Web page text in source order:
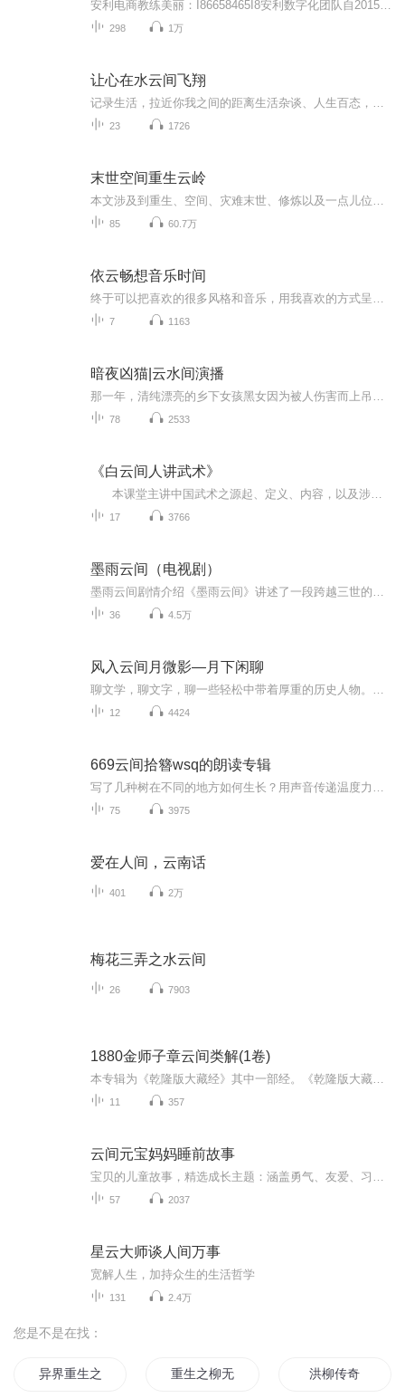
298 1万
让心在水云间飞翔
23 1726
末世空间重生云岭
85 60.7万
依云畅想音乐时间
7 1163
暗夜凶猫|云水间演播
78 2533
《白云间人讲武术》
17 3766
墨雨云间（电视剧）
36 4.5万
风入云间月微影—月下闲聊
12 4424
669云间拾簪wsq的朗读专辑
75 3975
爱在人间，云南话
401 2万
梅花三弄之水云间
26 7903
1880金师子章云间类解(1卷)
11 357
云间元宝妈妈睡前故事
57 2037
星云大师谈人间万事
宽解人生，加持众生的生活哲学
131 2.4万
您是不是在找：
异界重生之柳风纪 重生之柳无情 洪柳传奇